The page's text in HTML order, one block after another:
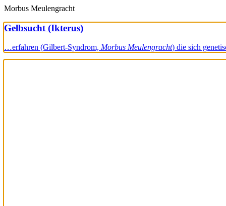
Morbus Meulengracht
Gelbsucht (Ikterus)
…erfahren (Gilbert-Syndrom, Morbus Meulengracht) die sich